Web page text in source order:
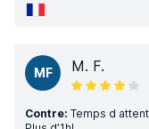
MF M. F.
Contre: Temps d